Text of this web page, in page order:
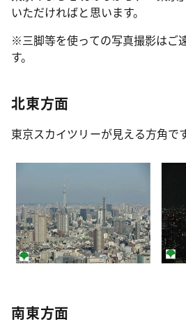
いただければと思います。
※三脚等を使っての写真撮影はご
す。
北東方面
東京スカイツリーが見える方角です
南東方面